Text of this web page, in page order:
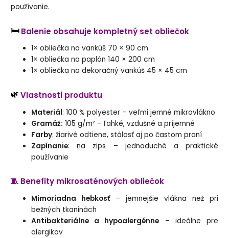
používanie.
🛏️Balenie obsahuje kompletný set obliečok
1× obliečka na vankúš 70 × 90 cm
1× obliečka na paplón 140 × 200 cm
1× obliečka na dekoračný vankúš 45 × 45 cm
🌿Vlastnosti produktu
Materiál: 100 % polyester – veľmi jemné mikrovlákno
Gramáž: 105 g/m² – ľahké, vzdušné a príjemné
Farby: žiarivé odtiene, stálosť aj po častom praní
Zapínanie: na zips – jednoduché a praktické
používanie
🧵 Benefity mikrosaténových obliečok
Mimoriadna hebkosť– jemnejšie vlákna než pri
bežných tkaninách
Antibakteriálne a hypoalergénne – ideálne pre
alergikov